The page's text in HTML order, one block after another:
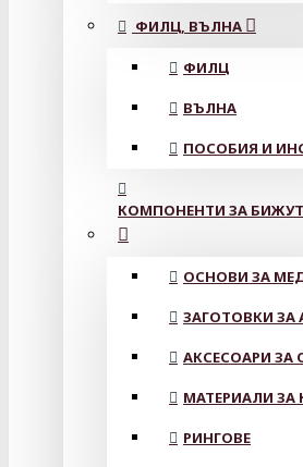
ФИЛЦ, ВЪЛНА
ФИЛЦ
ВЪЛНА
ПОСОБИЯ И
КОМПОНЕНТИ ЗА
ОСНОВИ ЗА
ЗАГОТОВКИ ЗА
АКСЕСОАРИ ЗА
МАТЕРИАЛИ
РИНГОВЕ